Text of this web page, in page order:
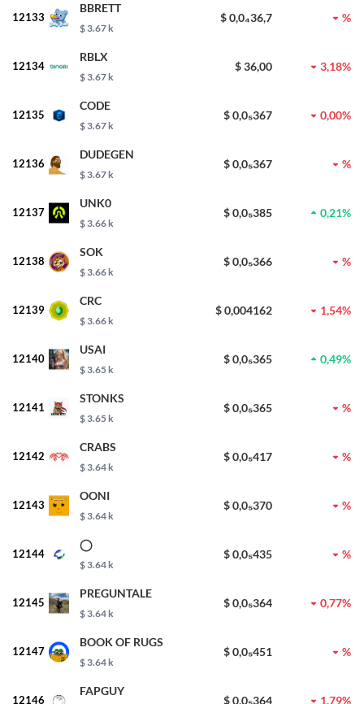
12133
BBRETT
$ 3.67 k
$ 0,0₄36,7 %
12134
RBLX
$ 3.67 k
$ 36,00 3,18%
12135
CODE
$ 3.67 k
$ 0,0₅367 0,00%
12136
DUDEGEN
$ 3.67 k
$ 0,0₅367 %
12137
UNK0
$ 3.66 k
$ 0,0₅385 0,21%
12138
SOK
$ 3.66 k
$ 0,0₅366 %
12139
CRC
$ 3.66 k
$ 0,004162 1,54%
12140
USAI
$ 3.65 k
$ 0,0₅365 0,49%
12141
STONKS
$ 3.65 k
$ 0,0₅365 %
12142
CRABS
$ 3.64 k
$ 0,0₅417 %
12143
OONI
$ 3.64 k
$ 0,0₅370 %
12144
◯
$ 3.64 k
$ 0,0₅435 %
12145
PREGUNTALE
$ 3.64 k
$ 0,0₅364 0,77%
12147
BOOK OF RUGS
$ 3.64 k
$ 0,0₅451 %
12146
FAPGUY
$ 0,0₅364 1,79%